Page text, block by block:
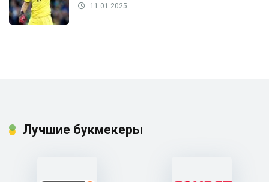
11.01.2025
Лучшие букмекеры